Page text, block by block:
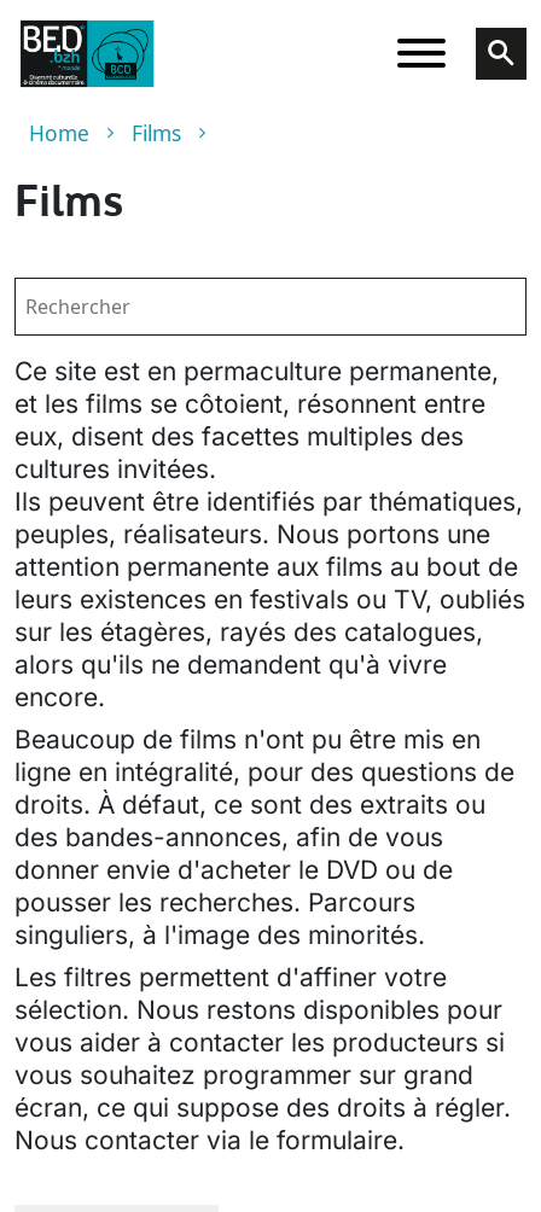
Skip to main content
Breadcrumb
Home Films
Films
Ce site est en permaculture permanente,
et les films se côtoient, résonnent entre
eux, disent des facettes multiples des
cultures invitées.
Ils peuvent être identifiés par thématiques,
peuples, réalisateurs. Nous portons une
attention permanente aux films au bout de
leurs existences en festivals ou TV, oubliés
sur les étagères, rayés des catalogues,
alors qu'ils ne demandent qu'à vivre
encore.
Beaucoup de films n'ont pu être mis en
ligne en intégralité, pour des questions de
droits. À défaut, ce sont des extraits ou
des bandes-annonces, afin de vous
donner envie d'acheter le DVD ou de
pousser les recherches. Parcours
singuliers, à l'image des minorités.
Les filtres permettent d'affiner votre
sélection. Nous restons disponibles pour
vous aider à contacter les producteurs si
vous souhaitez programmer sur grand
écran, ce qui suppose des droits à régler.
Nous contacter via le formulaire.